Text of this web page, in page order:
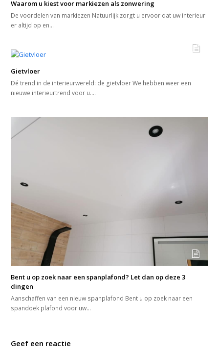
Waarom u kiest voor markiezen als zonwering
De voordelen van markiezen Natuurlijk zorgt u ervoor dat uw interieur
er altijd op en…
Gietvloer
Dé trend in de interieurwereld: de gietvloer We hebben weer een
nieuwe interieurtrend voor u.…
Bent u op zoek naar een spanplafond? Let dan op deze 3
dingen
Aanschaffen van een nieuw spanplafond Bent u op zoek naar een
spandoek plafond voor uw…
Geef een reactie